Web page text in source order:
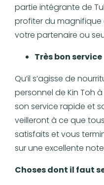
partie intégrante de
profiter du
votre partenaire ou
Très bon service
Qu’il s’agisse de
personnel de Kin Toh
son service rapide et
veilleront à ce que
satisfaits et vous
sur une excellente
Choses dont il faut